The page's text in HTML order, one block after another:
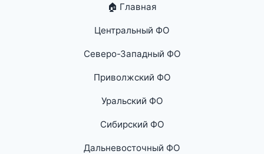
🏠 Главная
Центральный ФО
Северо-Западный ФО
Приволжский ФО
Уральский ФО
Сибирский ФО
Дальневосточный ФО